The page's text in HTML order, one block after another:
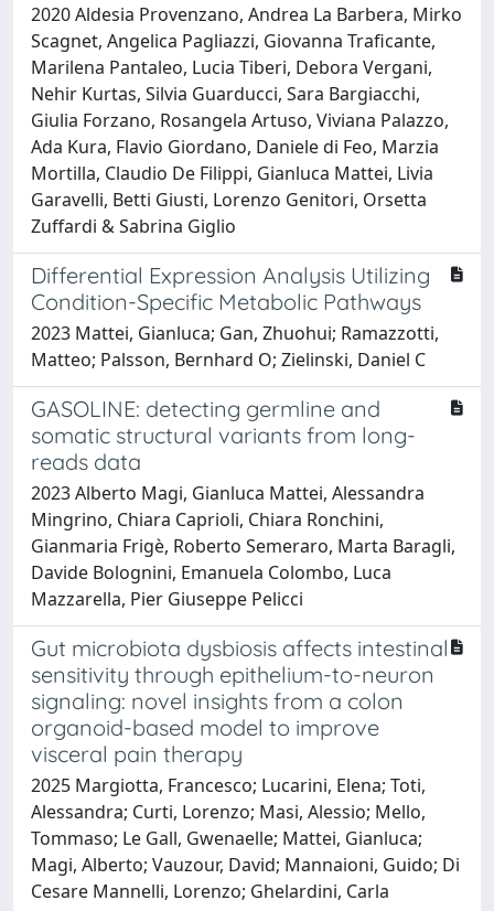
2020 Aldesia Provenzano, Andrea La Barbera, Mirko
Scagnet, Angelica Pagliazzi, Giovanna Traficante,
Marilena Pantaleo, Lucia Tiberi, Debora Vergani,
Nehir Kurtas, Silvia Guarducci, Sara Bargiacchi,
Giulia Forzano, Rosangela Artuso, Viviana Palazzo,
Ada Kura, Flavio Giordano, Daniele di Feo, Marzia
Mortilla, Claudio De Filippi, Gianluca Mattei, Livia
Garavelli, Betti Giusti, Lorenzo Genitori, Orsetta
Zuffardi & Sabrina Giglio
Differential Expression Analysis Utilizing
Condition-Specific Metabolic Pathways
2023 Mattei, Gianluca; Gan, Zhuohui; Ramazzotti,
Matteo; Palsson, Bernhard O; Zielinski, Daniel C
GASOLINE: detecting germline and
somatic structural variants from long-
reads data
2023 Alberto Magi, Gianluca Mattei, Alessandra
Mingrino, Chiara Caprioli, Chiara Ronchini,
Gianmaria Frigè, Roberto Semeraro, Marta Baragli,
Davide Bolognini, Emanuela Colombo, Luca
Mazzarella, Pier Giuseppe Pelicci
Gut microbiota dysbiosis affects intestinal
sensitivity through epithelium-to-neuron
signaling: novel insights from a colon
organoid-based model to improve
visceral pain therapy
2025 Margiotta, Francesco; Lucarini, Elena; Toti,
Alessandra; Curti, Lorenzo; Masi, Alessio; Mello,
Tommaso; Le Gall, Gwenaelle; Mattei, Gianluca;
Magi, Alberto; Vauzour, David; Mannaioni, Guido; Di
Cesare Mannelli, Lorenzo; Ghelardini, Carla